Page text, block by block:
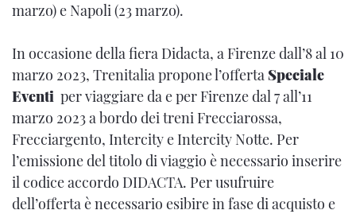
marzo) e Napoli (23 marzo).
In occasione della fiera Didacta, a Firenze dall’8 al 10
marzo 2023, Trenitalia propone l’offerta Speciale
Eventi per viaggiare da e per Firenze dal 7 all’11
marzo 2023 a bordo dei treni Frecciarossa,
Frecciargento, Intercity e Intercity Notte. Per
l’emissione del titolo di viaggio è necessario inserire
il codice accordo DIDACTA. Per usufruire
dell’offerta è necessario esibire in fase di acquisto e